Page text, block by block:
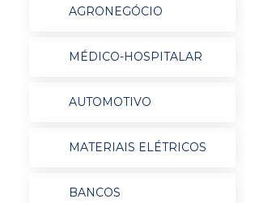
AGRONEGÓCIO
MÉDICO-HOSPITALAR
AUTOMOTIVO
MATERIAIS ELÉTRICOS
BANCOS